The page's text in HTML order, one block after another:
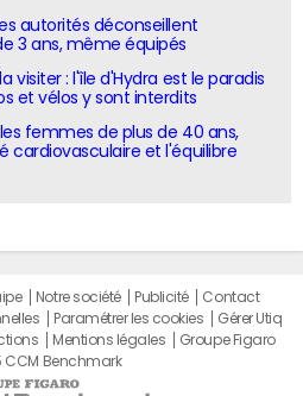
autorités déconseillent
3 ans, même équipés
visiter : l'île d'Hydra est le paradis
et vélos y sont interdits
les femmes de plus de 40 ans,
cardiovasculaire et l'équilibre
Notre société Publicité
Contact
Paramétrer les cookies
Gérer Utiq
Mentions légales
Groupe Figaro
CCM Benchmark